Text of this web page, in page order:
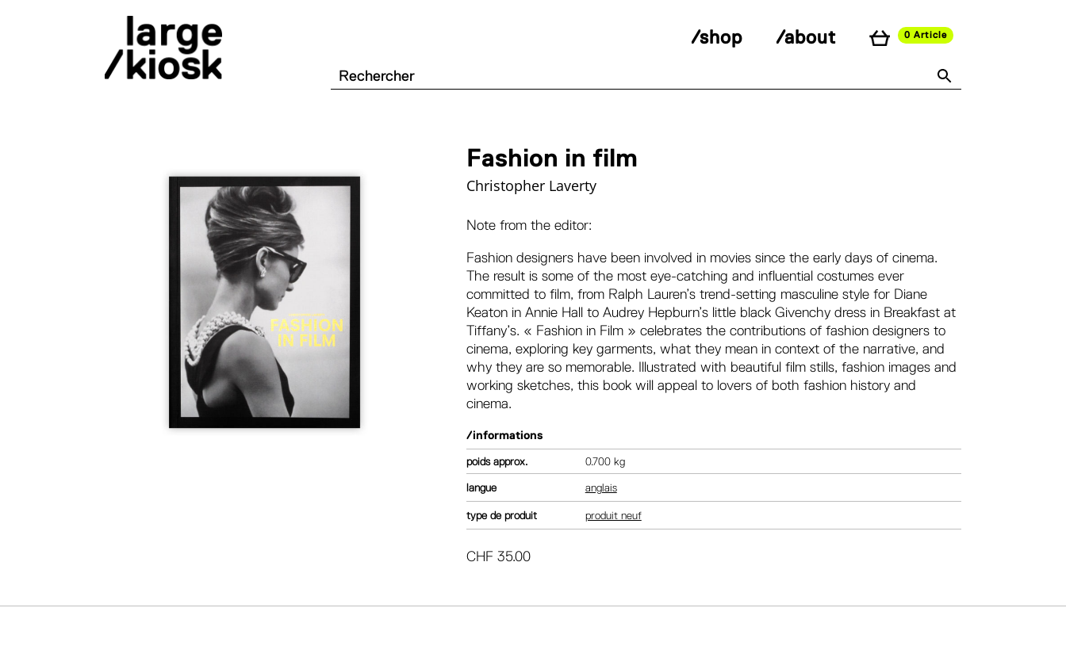
/shop /about 0 Article
Fashion in film
Christopher Laverty
Note from the editor:
Fashion designers have been involved in movies since the early days of cinema.
The result is some of the most eye-catching and influential costumes ever
committed to film, from Ralph Lauren’s trend-setting masculine style for Diane
Keaton in Annie Hall to Audrey Hepburn’s little black Givenchy dress in Breakfast at
Tiffany’s. « Fashion in Film » celebrates the contributions of fashion designers to
cinema, exploring key garments, what they mean in context of the narrative, and
why they are so memorable. Illustrated with beautiful film stills, fashion images and
working sketches, this book will appeal to lovers of both fashion history and
cinema.
/informations
poids 0.700 kg
langue anglais
type de produit produit neuf
CHF 35.00